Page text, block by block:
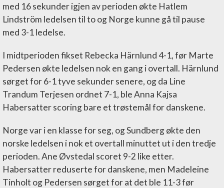
med 16 sekunder igjen av perioden økte Hatlem
Lindström ledelsen til to og Norge kunne gå til pause
med 3-1 ledelse.
I midtperioden fikset Rebecka Härnlund 4-1, før Marte
Pedersen økte ledelsen nok en gang i overtall. Härnlund
sørget for 6-1 tyve sekunder senere, og da Line
Trandum Terjesen ordnet 7-1, ble Anna Kajsa
Habersatter scoring bare et trøstemål for danskene.
Norge var i en klasse for seg, og Sundberg økte den
norske ledelsen i nok et overtall minuttet ut i den tredje
perioden. Ane Øvstedal scoret 9-2 like etter.
Habersatter reduserte for danskene, men Madeleine
Tinholt og Pedersen sørget for at det ble 11-3 før